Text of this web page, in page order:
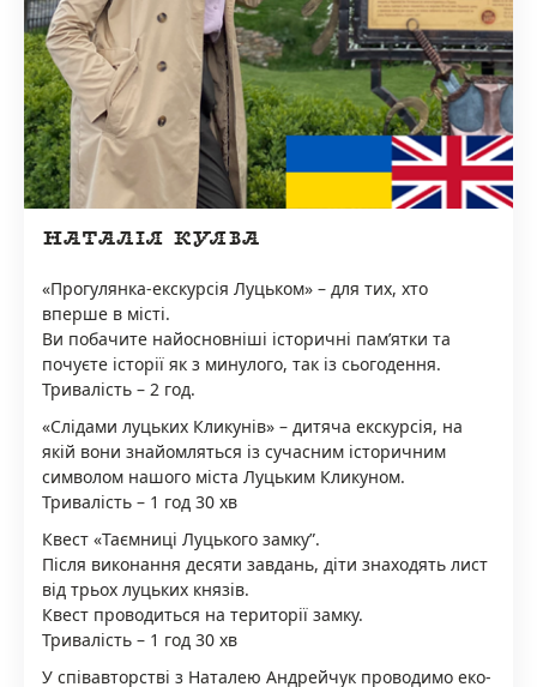
НАТАЛІЯ КУЯВА
«Прогулянка-екскурсія Луцьком» – для тих, хто
вперше в місті.
Ви побачите найосновніші історичні памʼятки та
почуєте історії як з минулого, так із сьогодення.
Тривалість – 2 год.
«Слідами луцьких Кликунів» – дитяча екскурсія, на
якій вони знайомляться із сучасним історичним
символом нашого міста Луцьким Кликуном.
Тривалість – 1 год 30 хв
Квест «Таємниці Луцького замку”.
Після виконання десяти завдань, діти знаходять лист
від трьох луцьких князів.
Квест проводиться на території замку.
Тривалість – 1 год 30 хв
У співавторстві з Наталею Андрейчук проводимо еко-